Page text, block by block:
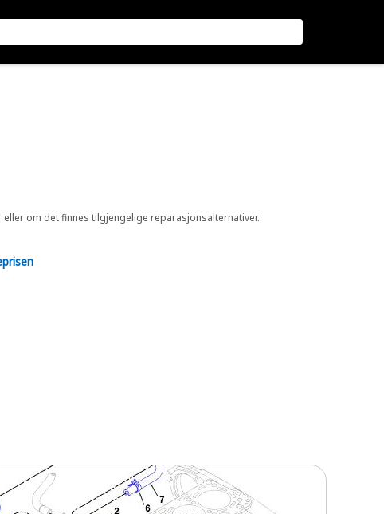
om det finnes tilgjengelige reparasjonsalternativer.